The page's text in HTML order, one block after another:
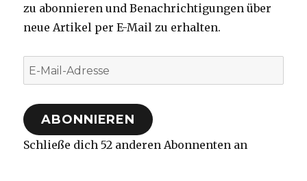
zu abonnieren und Benachrichtigungen über
neue Artikel per E-Mail zu erhalten.
E-
Mail-
Adresse
ABONNIEREN
Schließe dich 52 anderen Abonnenten an